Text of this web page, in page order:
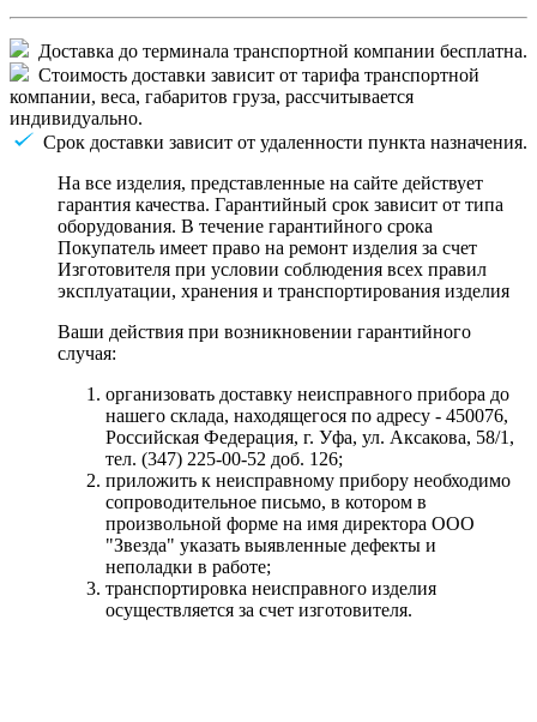
Доставка до терминала транспортной компании бесплатна.
Стоимость доставки зависит от тарифа транспортной
компании, веса, габаритов груза, рассчитывается
индивидуально.
Срок доставки зависит от удаленности пункта назначения.
На все изделия, представленные на сайте действует
гарантия качества. Гарантийный срок зависит от типа
оборудования. В течение гарантийного срока
Покупатель имеет право на ремонт изделия за счет
Изготовителя при условии соблюдения всех правил
эксплуатации, хранения и транспортирования изделия
Ваши действия при возникновении гарантийного
случая:
организовать доставку неисправного прибора до
нашего склада, находящегося по адресу - 450076,
Российская Федерация, г. Уфа, ул. Аксакова, 58/1,
тел. (347) 225-00-52 доб. 126;
приложить к неисправному прибору необходимо
сопроводительное письмо, в котором в
произвольной форме на имя директора ООО
"Звезда" указать выявленные дефекты и
неполадки в работе;
транспортировка неисправного изделия
осуществляется за счет изготовителя.